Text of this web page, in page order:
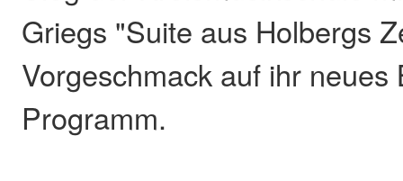
Griegs "Suite aus Holbergs
Vorgeschmack auf ihr neues
Programm.